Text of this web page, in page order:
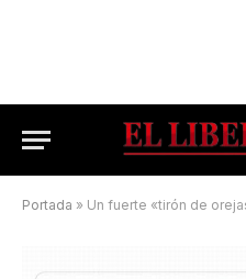
Portada » Un fuerte «tirón de